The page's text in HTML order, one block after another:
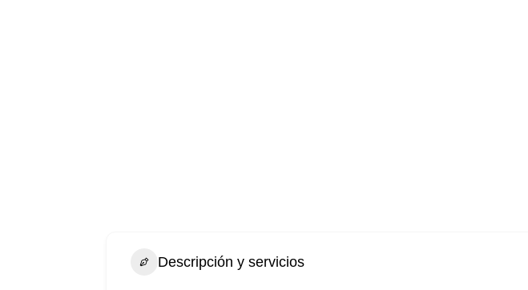
Descripción y servicios